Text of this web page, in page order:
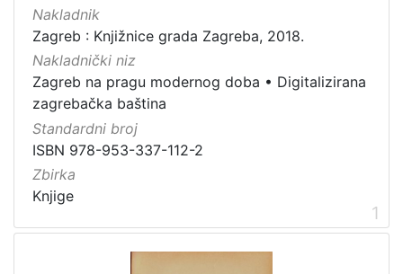
Prava
Zaštićeno autorskim pravom
Nakladnik
Zagreb : Knjižnice grada Zagreba, 2018.
Nakladnički niz
Zagreb na pragu modernog doba • Digitalizirana
zagrebačka baština
Standardni broj
ISBN 978-953-337-112-2
Zbirka
Knjige
1